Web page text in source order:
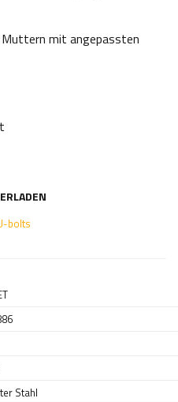
mit angepassten
bolts
Stahl